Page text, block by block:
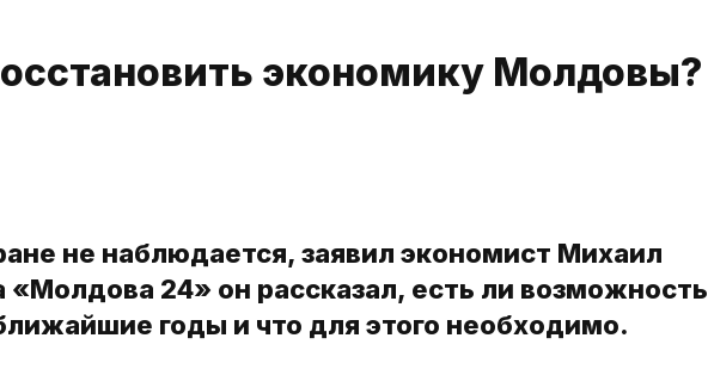
экономику Молдовы?
не наблюдается, заявил экономист Михаил
24» он рассказал, есть ли возможность
годы и что для этого необходимо.